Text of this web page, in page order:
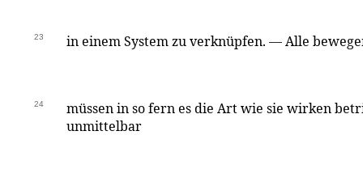
23 in einem System zu verknüpfen. — Alle
24
müssen in so fern es die Art wie sie wirken
unmittelbar